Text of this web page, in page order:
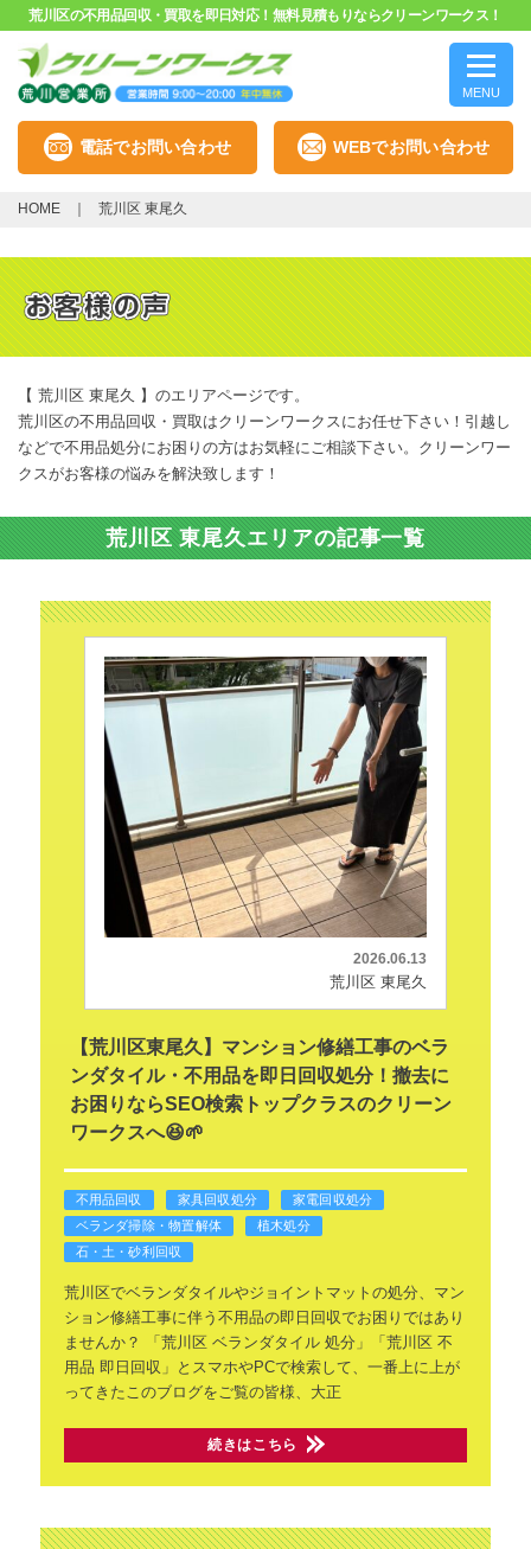
荒川区の不用品回収・買取を即日対応！無料見積もりならクリーンワークス！
MENU
電話でお問い合わせ WEBでお問い合わせ
HOME 荒川区 東尾久
【 荒川区 東尾久 】のエリアページです。
荒川区の不用品回収・買取はクリーンワークスにお任せ下さい！引越し
などで不用品処分にお困りの方はお気軽にご相談下さい。クリーンワー
クスがお客様の悩みを解決致します！
荒川区 東尾久エリアの記事一覧
2026.06.13
荒川区 東尾久
【荒川区東尾久】マンション修繕工事のベラ
ンダタイル・不用品を即日回収処分！撤去に
お困りならSEO検索トップクラスのクリーン
ワークスへ😆🌱
不用品回収 家具回収処分
家電回収処分
ベランダ掃除・物置解体
植木処分
石・土・砂利回収
荒川区でベランダタイルやジョイントマットの処分、マン
ション修繕工事に伴う不用品の即日回収でお困りではあり
ませんか？
「荒川区 ベランダタイル 処分」「荒川区 不
用品 即日回収」とスマホやPCで検索して、一番上に上が
ってきたこのブログをご覧の皆様、大正
続きはこちら